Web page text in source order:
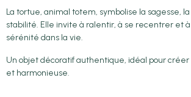
La tortue, animal totem, symbolise la sagesse,
stabilité. Elle invite à ralentir, à se recentrer et
sérénité dans la vie.
Un objet décoratif authentique, idéal pour
et harmonieuse.